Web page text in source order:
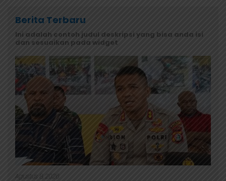
Berita Terbaru
Ini adalah contoh judul deskripsi yang bisa anda isi
dan sesuaikan pada widget
Agustus 8, 2026